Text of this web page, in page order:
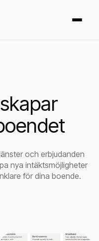
och erbjudanden
nya intäktsmöjligheter
för dina boende.